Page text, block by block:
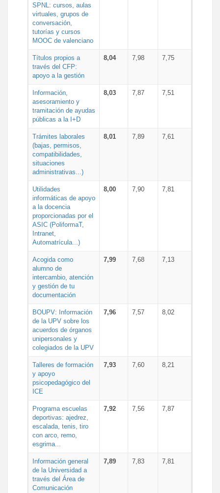
SPNL: cursos, aulas
virtuales, grupos de
conversación,
tutorías y cursos
MOOC de valenciano
Títulos propios a
través del CFP:
apoyo a la gestión
8,04 7,98 7,75
Información,
asesoramiento y
tramitación de ayudas
públicas a la I+D
8,03 7,87 7,51
Trámites laborales
(bajas, permisos,
compatibilidades,
situaciones
administrativas...)
8,01 7,89 7,61
Utilidades
informáticas de apoyo
a la docencia
proporcionadas por el
ASIC (PoliformaT,
Intranet,
Automatrícula...)
8,00 7,90 7,81
Acogida como
alumno de
intercambio, atención
y gestión de tu
documentación
7,99 7,68 7,13
BOUPV: Información
de la UPV sobre los
acuerdos de órganos
unipersonales y
colegiados de la UPV
7,96 7,57 8,02
Talleres de formación
y apoyo
psicopedagógico del
ICE
7,93 7,60 8,21
Programa escuelas
deportivas: ajedrez,
escalada, tenis, tiro
con arco, remo,
esgrima...
7,92 7,56 7,87
Información general
de la Universidad a
través del Área de
Comunicación
7,89 7,83 7,81